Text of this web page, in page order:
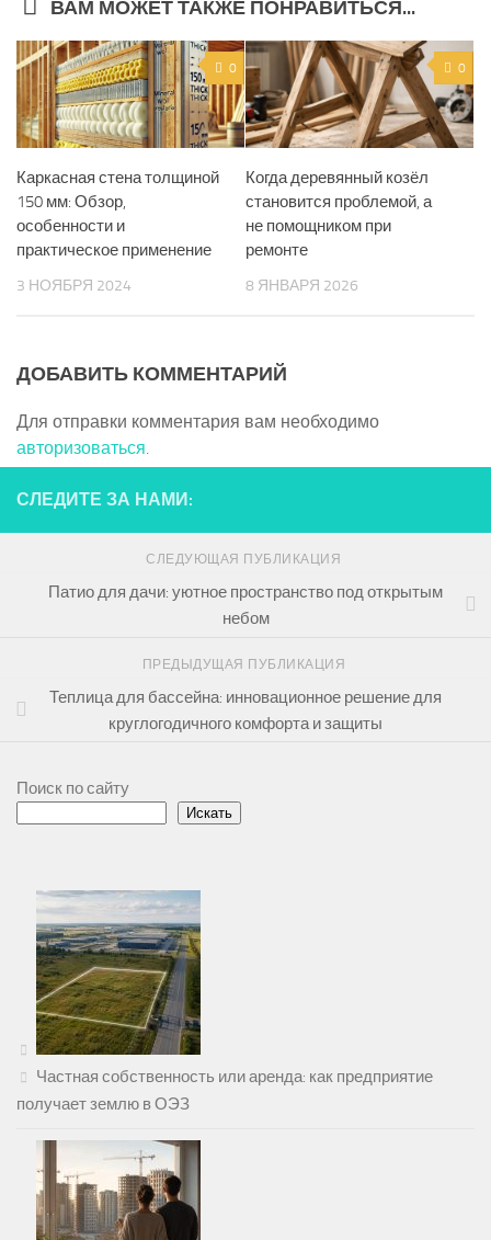
ВАМ МОЖЕТ ТАКЖЕ ПОНРАВИТЬСЯ...
0
Каркасная стена толщиной
150 мм: Обзор,
особенности и
практическое применение
3 НОЯБРЯ 2024
0
Когда деревянный козёл
становится проблемой, а
не помощником при
ремонте
8 ЯНВАРЯ 2026
ДОБАВИТЬ КОММЕНТАРИЙ
Для отправки комментария вам необходимо
авторизоваться.
СЛЕДИТЕ ЗА НАМИ:
СЛЕДУЮЩАЯ ПУБЛИКАЦИЯ
Патио для дачи: уютное пространство под открытым
небом
ПРЕДЫДУЩАЯ ПУБЛИКАЦИЯ
Теплица для бассейна: инновационное решение для
круглогодичного комфорта и защиты
Поиск по сайту
Искать
Частная собственность или аренда: как предприятие
получает землю в ОЭЗ